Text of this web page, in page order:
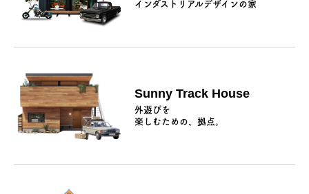
インダストリアルデザインの家
Sunny Track House
外遊びを
楽しむための、拠点。